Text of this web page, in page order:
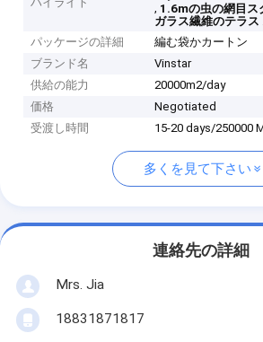
, 1.6mの虫の網目ス
ガラス繊維のテラ
パッケージの詳細
編む袋かカートン
ブランド名
Vinstar
供給の能力
20000m2/day
価格
Negotiated
受渡し時間
15-20 days/250000
多くを見て下さい
連絡先の詳細
Mrs. Jia
18831871817